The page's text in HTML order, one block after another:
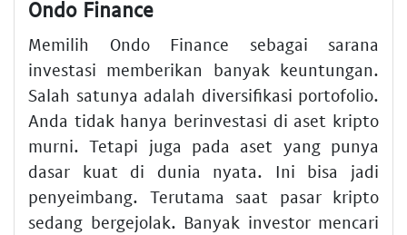
Ondo Finance
Memilih Ondo Finance sebagai sarana
investasi memberikan banyak keuntungan.
Salah satunya adalah diversifikasi portofolio.
Anda tidak hanya berinvestasi di aset kripto
murni. Tetapi juga pada aset yang punya
dasar kuat di dunia nyata. Ini bisa jadi
penyeimbang. Terutama saat pasar kripto
sedang bergejolak. Banyak investor mencari